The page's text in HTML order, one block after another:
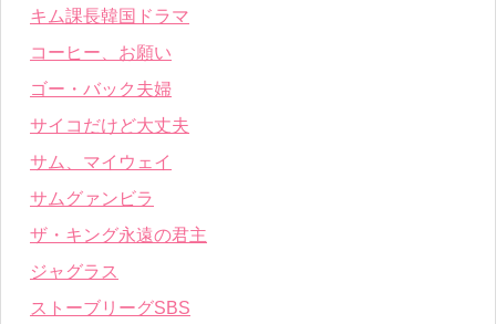
キム課長韓国ドラマ
コーヒー、お願い
ゴー・バック夫婦
サイコだけど大丈夫
サム、マイウェイ
サムグァンビラ
ザ・キング永遠の君主
ジャグラス
ストーブリーグSBS